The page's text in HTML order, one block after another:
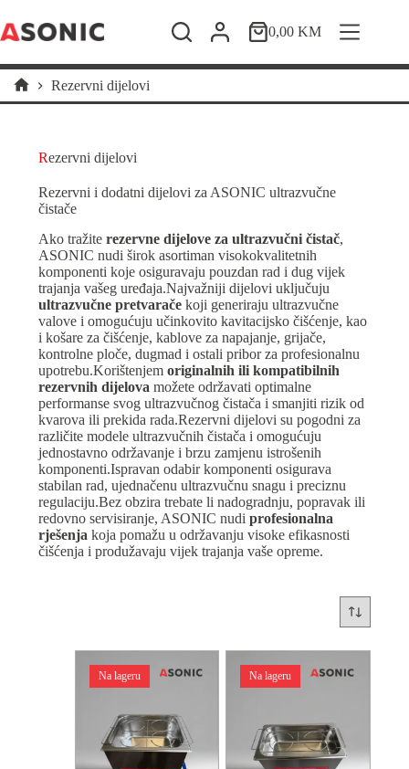
to
content
Shopping
0,00KM
Home
Rezervni dijelovi
Rezervni dijelovi
Rezervni i dodatni dijelovi za ASONIC ultrazvučne
čistače
Ako tražite rezervne dijelove za ultrazvučni čistač,
ASONIC nudi širok asortiman visokokvalitetnih
komponenti koje osiguravaju pouzdan rad i dug vijek
trajanja vašeg uređaja.Najvažniji dijelovi uključuju
ultrazvučne pretvaračekoji generiraju ultrazvučne
valove i omogućuju učinkovito kavitacijsko čišćenje, kao
i košare za čišćenje, kablove za napajanje, grijače,
kontrolne ploče, dugmad i ostali pribor za profesionalnu
upotrebu.Korištenjem originalnih ili kompatibilnih
rezervnih dijelova možete održavati optimalne
performanse svog ultrazvučnog čistača i smanjiti rizik od
kvarova ili prekida rada.Rezervni dijelovi su pogodni za
različite modele ultrazvučnih čistača i omogućuju
jednostavno održavanje i brzu zamjenu istrošenih
komponenti.Ispravan odabir komponenti osigurava
stabilan rad, ujednačenu ultrazvučnu snagu i preciznu
regulaciju.Bez obzira trebate li nadogradnju, popravak ili
redovno servisiranje, ASONIC nudi profesionalna
rješenja koja pomažu u održavanju visoke efikasnosti
čišćenja i produžavaju vijek trajanja vaše opreme.
Na lageru Na lageru